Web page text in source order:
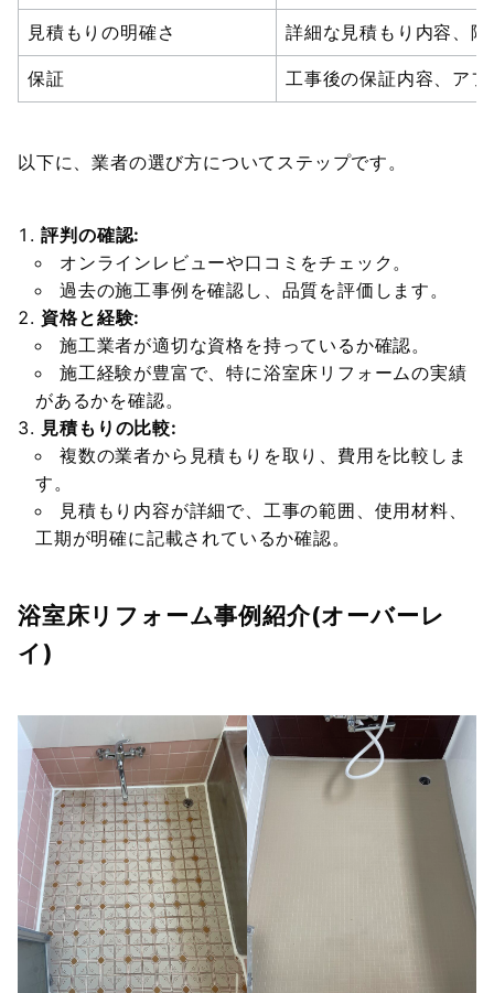
見積もりの明確さ 詳細な見積もり内容、
保証 工事後の保証内容、ア
以下に、業者の選び方についてステップです。
評判の確認:
オンラインレビューや口コミをチェック。
過去の施工事例を確認し、品質を評価します。
資格と経験:
施工業者が適切な資格を持っているか確認。
施工経験が豊富で、特に浴室床リフォームの実績
があるかを確認。
見積もりの比較:
複数の業者から見積もりを取り、費用を比較しま
す。
見積もり内容が詳細で、工事の範囲、使用材料、
工期が明確に記載されているか確認。
浴室床リフォーム事例紹介(オーバーレ
イ)